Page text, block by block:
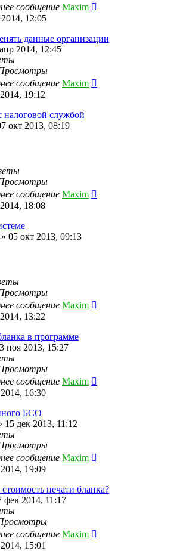
сообщение Maxim
12:05
данные организации
2014, 12:45
сообщение Maxim
19:12
службой
окт 2013, 08:19
сообщение Maxim
18:08
» 05 окт 2013, 09:13
сообщение Maxim
13:22
в программе
ноя 2013, 15:27
сообщение Maxim
16:30
БСО
15 дек 2013, 11:12
сообщение Maxim
19:09
печати бланка?
фев 2014, 11:17
сообщение Maxim
15:01